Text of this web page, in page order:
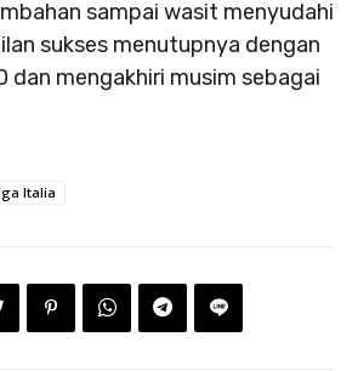
sampai wasit menyudahi
sukses menutupnya dengan
dan mengakhiri musim sebagai
Italia